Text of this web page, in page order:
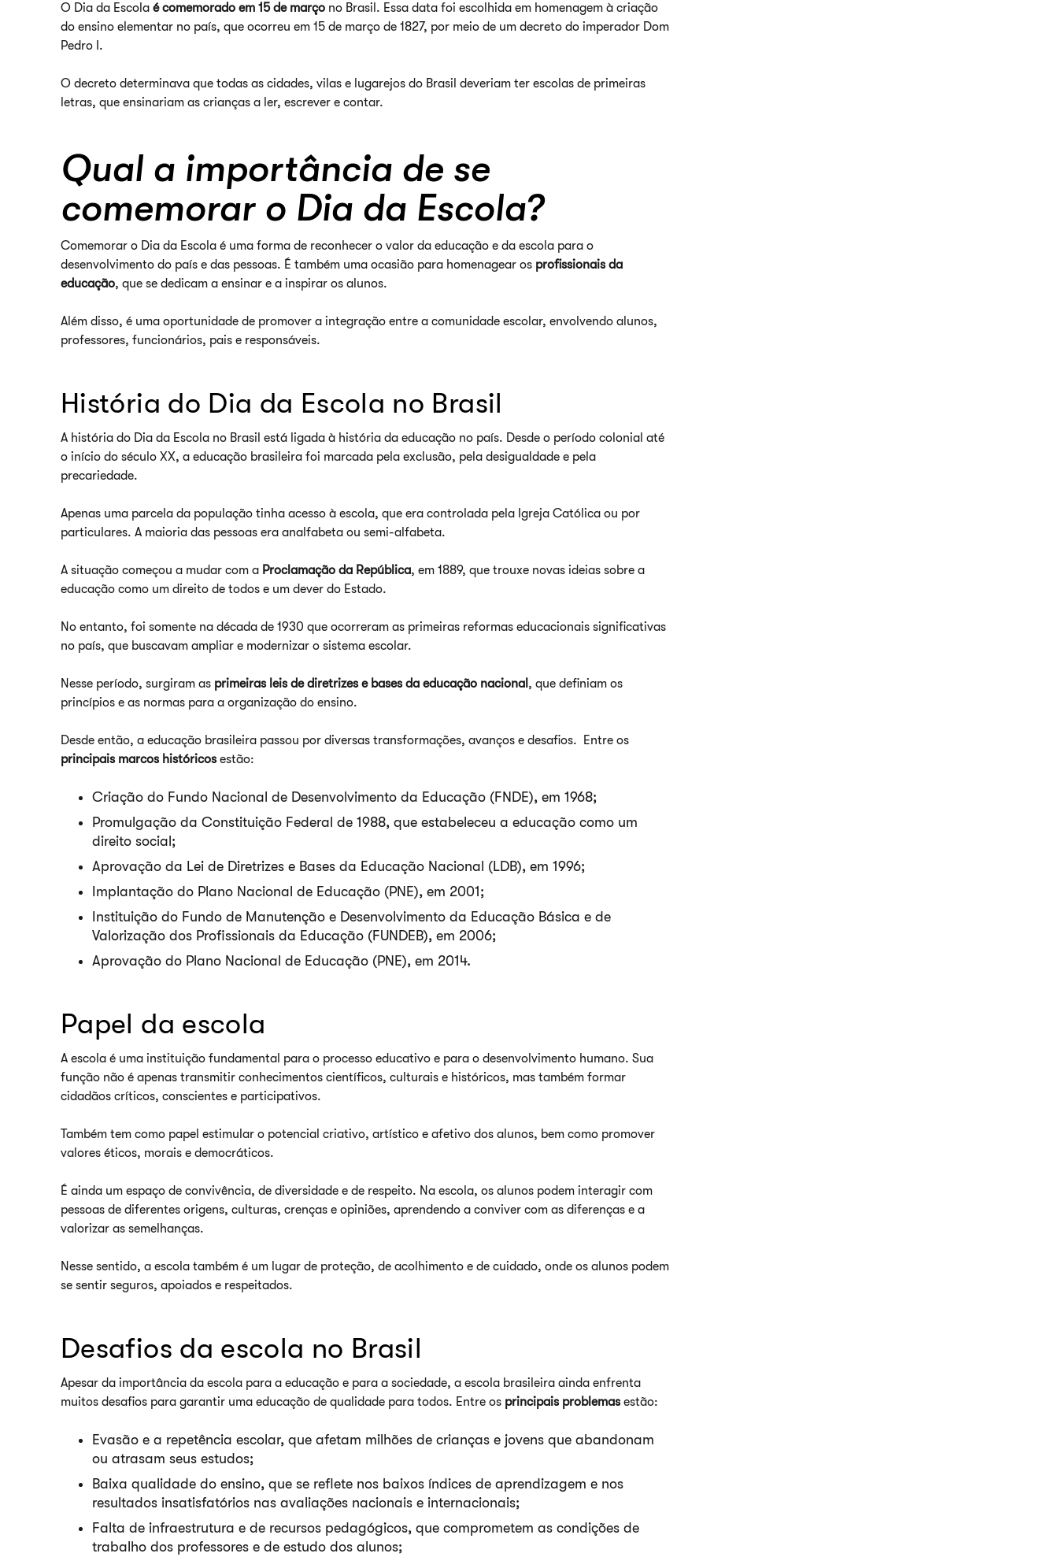
O Dia da Escola é comemorado em 15 de março no Brasil. Essa data foi escolhida em homenagem à criação
do ensino elementar no país, que ocorreu em 15 de março de 1827, por meio de um decreto do imperador Dom
Pedro I.
O decreto determinava que todas as cidades, vilas e lugarejos do Brasil deveriam ter escolas de primeiras
letras, que ensinariam as crianças a ler, escrever e contar.
Qual a importância de se
comemorar o Dia da Escola?
Comemorar o Dia da Escola é uma forma de reconhecer o valor da educação e da escola para o
desenvolvimento do país e das pessoas. É também uma ocasião para homenagear os profissionais da
educação, que se dedicam a ensinar e a inspirar os alunos.
Além disso, é uma oportunidade de promover a integração entre a comunidade escolar, envolvendo alunos,
professores, funcionários, pais e responsáveis.
História do Dia da Escola no Brasil
A história do Dia da Escola no Brasil está ligada à história da educação no país. Desde o período colonial até
o início do século XX, a educação brasileira foi marcada pela exclusão, pela desigualdade e pela
precariedade.
Apenas uma parcela da população tinha acesso à escola, que era controlada pela Igreja Católica ou por
particulares. A maioria das pessoas era analfabeta ou semi-alfabeta.
A situação começou a mudar com a Proclamação da República, em 1889, que trouxe novas ideias sobre a
educação como um direito de todos e um dever do Estado.
No entanto, foi somente na década de 1930 que ocorreram as primeiras reformas educacionais significativas
no país, que buscavam ampliar e modernizar o sistema escolar.
Nesse período, surgiram as primeiras leis de diretrizes e bases da educação nacional , que definiam os
princípios e as normas para a organização do ensino.
Desde então, a educação brasileira passou por diversas transformações, avanços e desafios. Entre os
principais marcos históricosestão:
Criação do Fundo Nacional de Desenvolvimento da Educação (FNDE), em 1968;
Promulgação da Constituição Federal de 1988, que estabeleceu a educação como um
direito social;
Aprovação da Lei de Diretrizes e Bases da Educação Nacional (LDB), em 1996;
Implantação do Plano Nacional de Educação (PNE), em 2001;
Instituição do Fundo de Manutenção e Desenvolvimento da Educação Básica e de
Valorização dos Profissionais da Educação (FUNDEB), em 2006;
Aprovação do Plano Nacional de Educação (PNE), em 2014.
Papel da escola
A escola é uma instituição fundamental para o processo educativo e para o desenvolvimento humano. Sua
função não é apenas transmitir conhecimentos científicos, culturais e históricos, mas também formar
cidadãos críticos, conscientes e participativos.
Também tem como papel estimular o potencial criativo, artístico e afetivo dos alunos, bem como promover
valores éticos, morais e democráticos.
É ainda um espaço de convivência, de diversidade e de respeito. Na escola, os alunos podem interagir com
pessoas de diferentes origens, culturas, crenças e opiniões, aprendendo a conviver com as diferenças e a
valorizar as semelhanças.
Nesse sentido, a escola também é um lugar de proteção, de acolhimento e de cuidado, onde os alunos podem
se sentir seguros, apoiados e respeitados.
Desafios da escola no Brasil
Apesar da importância da escola para a educação e para a sociedade, a escola brasileira ainda enfrenta
muitos desafios para garantir uma educação de qualidade para todos. Entre os principais problemasestão:
Evasão e a repetência escolar, que afetam milhões de crianças e jovens que abandonam
ou atrasam seus estudos;
Baixa qualidade do ensino, que se reflete nos baixos índices de aprendizagem e nos
resultados insatisfatórios nas avaliações nacionais e internacionais;
Falta de infraestrutura e de recursos pedagógicos, que comprometem as condições de
trabalho dos professores e de estudo dos alunos;